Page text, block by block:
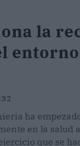
la
ha
en la salud
que se